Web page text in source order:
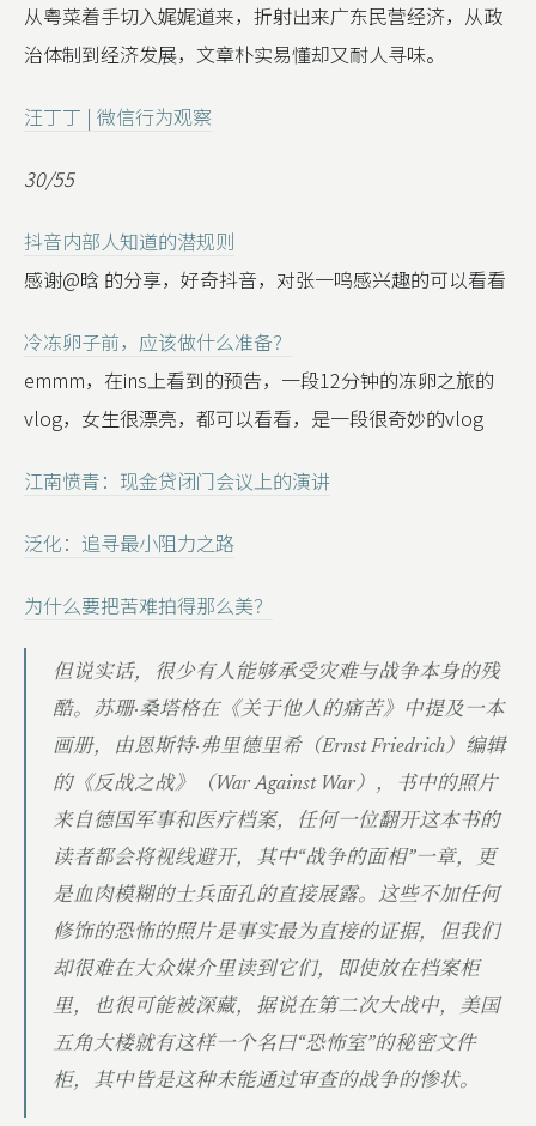
从粤菜着手切入娓娓道来，折射出来广东民营经济，从政
治体制到经济发展，文章朴实易懂却又耐人寻味。
汪丁丁 | 微信行为观察
30/55
抖音内部人知道的潜规则
感谢@晗 的分享，好奇抖音，对张一鸣感兴趣的可以看看
冷冻卵子前，应该做什么准备？
emmm，在ins上看到的预告，一段12分钟的冻卵之旅的
vlog，女生很漂亮，都可以看看，是一段很奇妙的vlog
江南愤青：现金贷闭门会议上的演讲
泛化：追寻最小阻力之路
为什么要把苦难拍得那么美？
但说实话，很少有人能够承受灾难与战争本身的残
酷。苏珊·桑塔格在《关于他人的痛苦》中提及一本
画册，由恩斯特·弗里德里希（Ernst Friedrich）编辑
的《反战之战》（War Against War），书中的照片
来自德国军事和医疗档案，任何一位翻开这本书的
读者都会将视线避开，其中“战争的面相”一章，更
是血肉模糊的士兵面孔的直接展露。这些不加任何
修饰的恐怖的照片是事实最为直接的证据，但我们
却很难在大众媒介里读到它们，即使放在档案柜
里，也很可能被深藏，据说在第二次大战中，美国
五角大楼就有这样一个名曰“恐怖室”的秘密文件
柜，其中皆是这种未能通过审查的战争的惨状。